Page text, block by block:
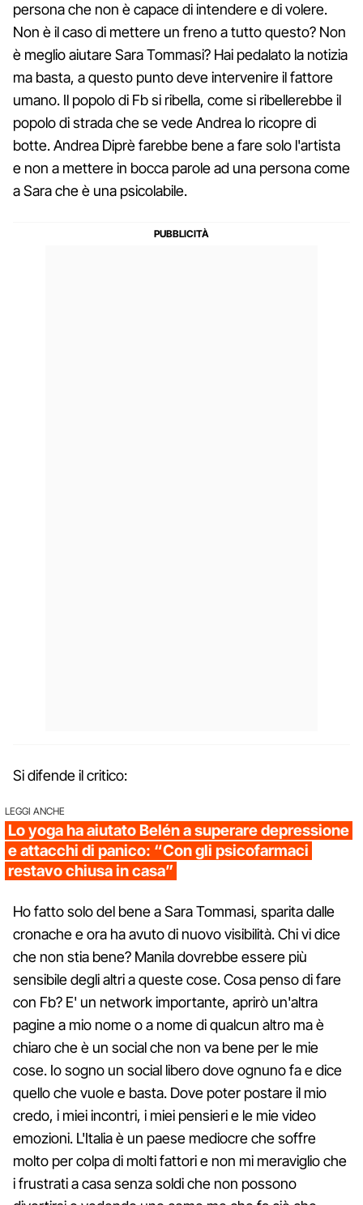
persona che non è capace di intendere e di volere.
Non è il caso di mettere un freno a tutto questo? Non
è meglio aiutare Sara Tommasi? Hai pedalato la notizia
ma basta, a questo punto deve intervenire il fattore
umano. Il popolo di Fb si ribella, come si ribellerebbe il
popolo di strada che se vede Andrea lo ricopre di
botte. Andrea Diprè farebbe bene a fare solo l'artista
e non a mettere in bocca parole ad una persona come
a Sara che è una psicolabile.
Si difende il critico:
LEGGI ANCHE
Lo yoga ha aiutato Belén a superare depressione
e attacchi di panico: “Con gli psicofarmaci
restavo chiusa in casa”
Ho fatto solo del bene a Sara Tommasi, sparita dalle
cronache e ora ha avuto di nuovo visibilità. Chi vi dice
che non stia bene? Manila dovrebbe essere più
sensibile degli altri a queste cose. Cosa penso di fare
con Fb? E' un network importante, aprirò un'altra
pagine a mio nome o a nome di qualcun altro ma è
chiaro che è un social che non va bene per le mie
cose. Io sogno un social libero dove ognuno fa e dice
quello che vuole e basta. Dove poter postare il mio
credo, i miei incontri, i miei pensieri e le mie video
emozioni. L'Italia è un paese mediocre che soffre
molto per colpa di molti fattori e non mi meraviglio che
i frustrati a casa senza soldi che non possono